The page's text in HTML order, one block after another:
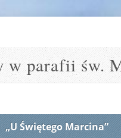
w parafii św.
„U Świętego Marcina”